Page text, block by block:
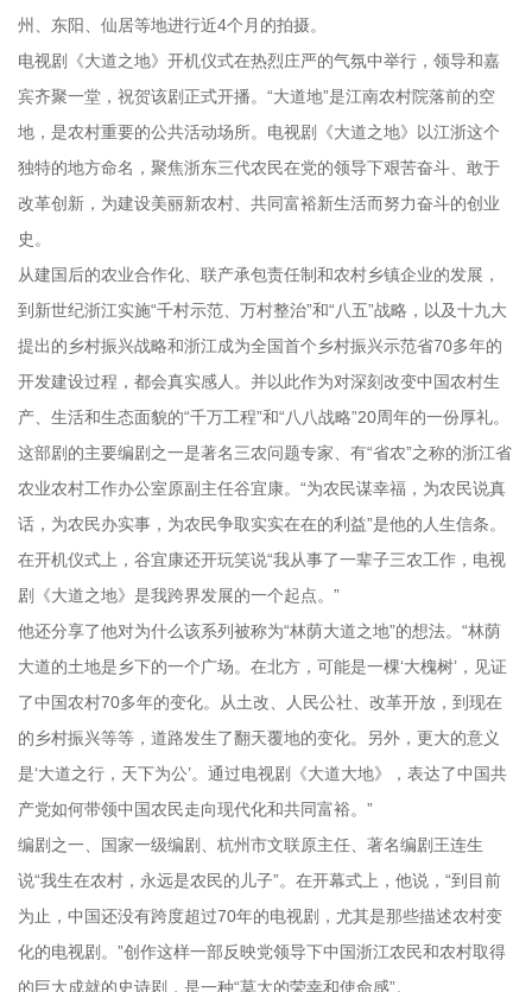
州、东阳、仙居等地进行近4个月的拍摄。
电视剧《大道之地》开机仪式在热烈庄严的气氛中举行，领导和嘉
宾齐聚一堂，祝贺该剧正式开播。“大道地”是江南农村院落前的空
地，是农村重要的公共活动场所。电视剧《大道之地》以江浙这个
独特的地方命名，聚焦浙东三代农民在党的领导下艰苦奋斗、敢于
改革创新，为建设美丽新农村、共同富裕新生活而努力奋斗的创业
史。
从建国后的农业合作化、联产承包责任制和农村乡镇企业的发展，
到新世纪浙江实施“千村示范、万村整治”和“八五”战略，以及十九大
提出的乡村振兴战略和浙江成为全国首个乡村振兴示范省70多年的
开发建设过程，都会真实感人。并以此作为对深刻改变中国农村生
产、生活和生态面貌的“千万工程”和“八八战略”20周年的一份厚礼。
这部剧的主要编剧之一是著名三农问题专家、有“省农”之称的浙江省
农业农村工作办公室原副主任谷宜康。“为农民谋幸福，为农民说真
话，为农民办实事，为农民争取实实在在的利益”是他的人生信条。
在开机仪式上，谷宜康还开玩笑说“我从事了一辈子三农工作，电视
剧《大道之地》是我跨界发展的一个起点。”
他还分享了他对为什么该系列被称为“林荫大道之地”的想法。“林荫
大道的土地是乡下的一个广场。在北方，可能是一棵‘大槐树’，见证
了中国农村70多年的变化。从土改、人民公社、改革开放，到现在
的乡村振兴等等，道路发生了翻天覆地的变化。另外，更大的意义
是‘大道之行，天下为公’。通过电视剧《大道大地》，表达了中国共
产党如何带领中国农民走向现代化和共同富裕。”
编剧之一、国家一级编剧、杭州市文联原主任、著名编剧王连生
说“我生在农村，永远是农民的儿子”。在开幕式上，他说，“到目前
为止，中国还没有跨度超过70年的电视剧，尤其是那些描述农村变
化的电视剧。”创作这样一部反映党领导下中国浙江农民和农村取得
的巨大成就的史诗剧，是一种“莫大的荣幸和使命感”。